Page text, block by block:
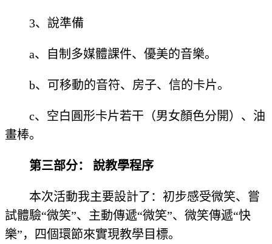
3、說準備
a、自制多媒體課件、優美的音樂。
b、可移動的音符、房子、信的卡片。
c、空白圓形卡片若干（男女顏色分開）、油
畫棒。
第三部分： 說教學程序
本次活動我主要設計了：初步感受微笑、嘗
試體驗“微笑”、主動傳遞“微笑”、微笑傳遞“快
樂”，四個環節來實現教學目標。